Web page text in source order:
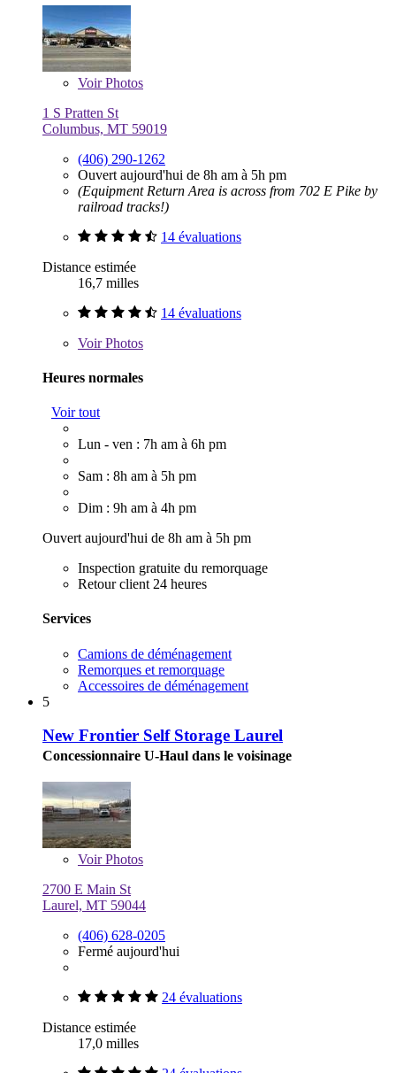
VoirPhotos
1 S Pratten St
Columbus, MT 59019
(406) 290-1262
Ouvert aujourd'hui de 8h am à 5h pm
(Equipment Return Area is across from 702 E Pike by
railroad tracks!)
14 évaluations
Distance estimée
16,7 milles
14 évaluations
VoirPhotos
Heures normales
Voir tout
Lun - ven : 7h am à 6h pm
Sam : 8h am à 5h pm
Dim : 9h am à 4h pm
Ouvert aujourd'hui de 8h am à 5h pm
Inspection gratuite du remorquage
Retour client 24 heures
Services
Camions de déménagement
Remorques et remorquage
Accessoires de déménagement
5
New Frontier Self Storage Laurel
Concessionnaire U-Haul dans le voisinage
VoirPhotos
2700 E Main St
Laurel, MT 59044
(406) 628-0205
Fermé aujourd'hui
24 évaluations
Distance estimée
17,0 milles